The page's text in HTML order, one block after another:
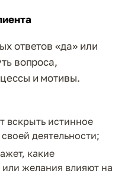
ответов «да» или
вопроса,
и мотивы.
вскрыть истинное
деятельности;
какие
желания влияют на